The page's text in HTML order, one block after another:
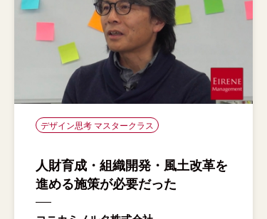
デザイン思考 マスタークラス
人財育成・組織開発・風土改革を
進める施策が必要だった